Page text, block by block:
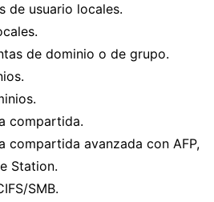
de usuario locales.
de dominio o de grupo.
compartida.
compartida avanzada con AFP,
Station.
SMB.